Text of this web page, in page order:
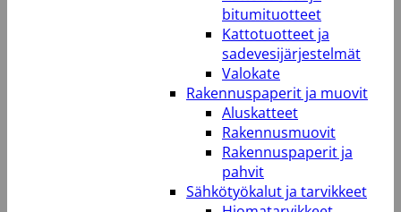
bitumituotteet
Kattotuotteet ja
sadevesijärjestelmät
Valokate
Rakennuspaperit ja muovit
Aluskatteet
Rakennusmuovit
Rakennuspaperit ja
pahvit
Sähkötyökalut ja tarvikkeet